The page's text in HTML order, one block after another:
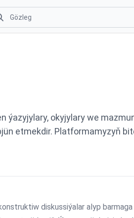
ýazyjylary, okyjylary we
etmekdir. Platformamyzyň
diskussiýalar alyp